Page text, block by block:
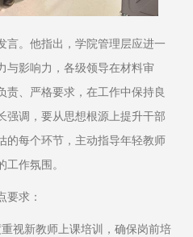
言。他指出，学院管理层应进一
与影响力，各级领导在材料审
责、严格要求，在工作中保持良
强调，要从思想根源上提升干部
的每个环节，主动指导年轻教师
工作氛围。
要求：
视新教师上课培训，确保岗前培